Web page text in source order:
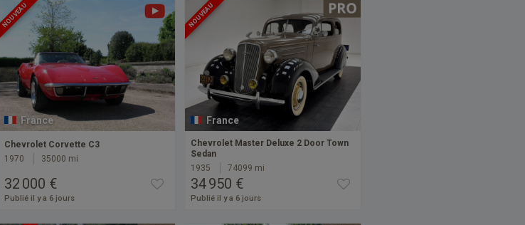
NOUVEAU
France
Chevrolet Corvette C3
1970
35000 mi
32 000 €
Publié il y a 6 jours
NOUVEAU
France
Chevrolet Master Deluxe 2 Door Town
Sedan
1935
74099 mi
34 950 €
Publié il y a 6 jours